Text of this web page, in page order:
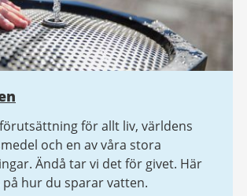
för allt liv, världens
och en av våra stora
Ändå tar vi det för givet. Här
hur du sparar vatten.